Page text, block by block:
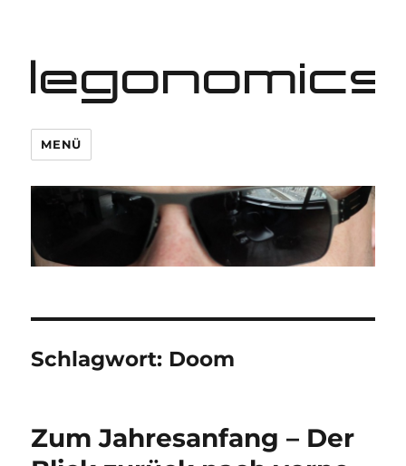
legonomics
MENÜ
Schlagwort: Doom
Zum Jahresanfang – Der